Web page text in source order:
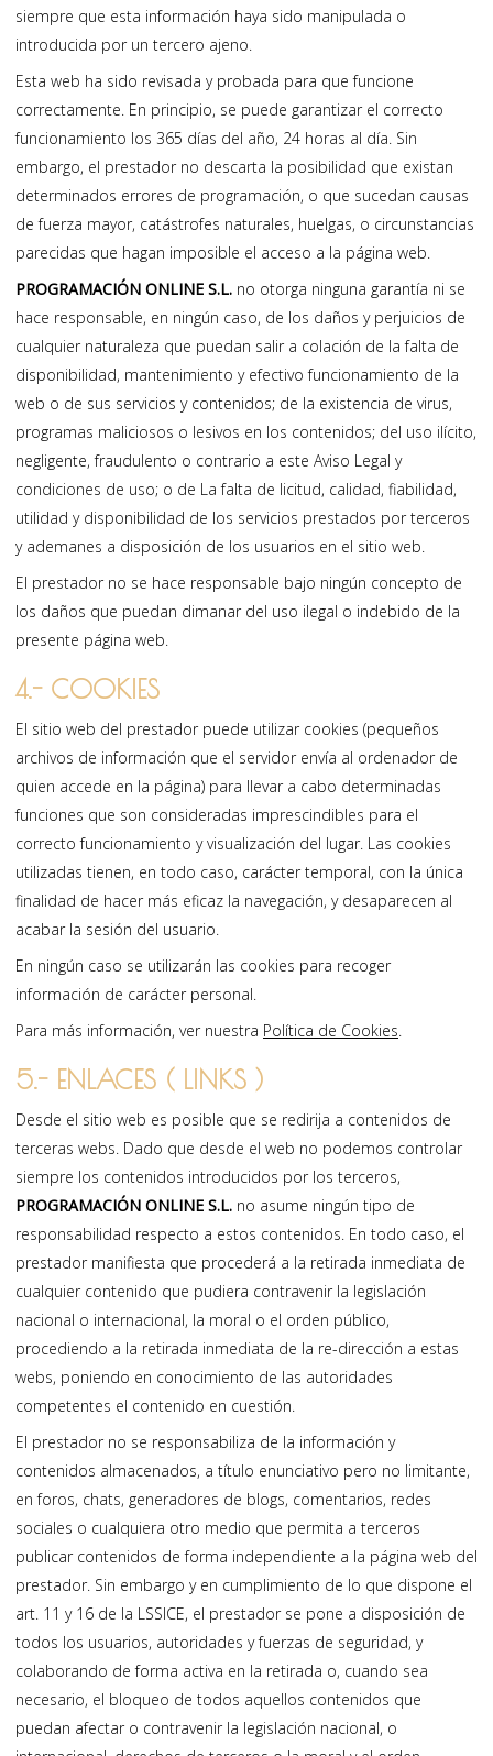
siempre que esta información haya sido manipulada o
introducida por un tercero ajeno.
Esta web ha sido revisada y probada para que funcione
correctamente. En principio, se puede garantizar el correcto
funcionamiento los 365 días del año, 24 horas al día. Sin
embargo, el prestador no descarta la posibilidad que existan
determinados errores de programación, o que sucedan causas
de fuerza mayor, catástrofes naturales, huelgas, o circunstancias
parecidas que hagan imposible el acceso a la página web.
PROGRAMACIÓN ONLINE S.L. no otorga ninguna garantía ni se
hace responsable, en ningún caso, de los daños y perjuicios de
cualquier naturaleza que puedan salir a colación de la falta de
disponibilidad, mantenimiento y efectivo funcionamiento de la
web o de sus servicios y contenidos; de la existencia de virus,
programas maliciosos o lesivos en los contenidos; del uso ilícito,
negligente, fraudulento o contrario a este Aviso Legal y
condiciones de uso; o de La falta de licitud, calidad, fiabilidad,
utilidad y disponibilidad de los servicios prestados por terceros
y ademanes a disposición de los usuarios en el sitio web.
El prestador no se hace responsable bajo ningún concepto de
los daños que puedan dimanar del uso ilegal o indebido de la
presente página web.
4.- COOKIES
El sitio web del prestador puede utilizar cookies (pequeños
archivos de información que el servidor envía al ordenador de
quien accede en la página) para llevar a cabo determinadas
funciones que son consideradas imprescindibles para el
correcto funcionamiento y visualización del lugar. Las cookies
utilizadas tienen, en todo caso, carácter temporal, con la única
finalidad de hacer más eficaz la navegación, y desaparecen al
acabar la sesión del usuario.
En ningún caso se utilizarán las cookies para recoger
información de carácter personal.
Para más información, ver nuestra Política de Cookies.
5.- ENLACES ( LINKS )
Desde el sitio web es posible que se redirija a contenidos de
terceras webs. Dado que desde el web no podemos controlar
siempre los contenidos introducidos por los terceros,
PROGRAMACIÓN ONLINE S.L. no asume ningún tipo de
responsabilidad respecto a estos contenidos. En todo caso, el
prestador manifiesta que procederá a la retirada inmediata de
cualquier contenido que pudiera contravenir la legislación
nacional o internacional, la moral o el orden público,
procediendo a la retirada inmediata de la re-dirección a estas
webs, poniendo en conocimiento de las autoridades
competentes el contenido en cuestión.
El prestador no se responsabiliza de la información y
contenidos almacenados, a título enunciativo pero no limitante,
en foros, chats, generadores de blogs, comentarios, redes
sociales o cualquiera otro medio que permita a terceros
publicar contenidos de forma independiente a la página web del
prestador. Sin embargo y en cumplimiento de lo que dispone el
art. 11 y 16 de la LSSICE, el prestador se pone a disposición de
todos los usuarios, autoridades y fuerzas de seguridad, y
colaborando de forma activa en la retirada o, cuando sea
necesario, el bloqueo de todos aquellos contenidos que
puedan afectar o contravenir la legislación nacional, o